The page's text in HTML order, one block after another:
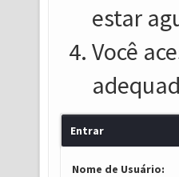
estar
Você
Entrar
Nome de Usuário: